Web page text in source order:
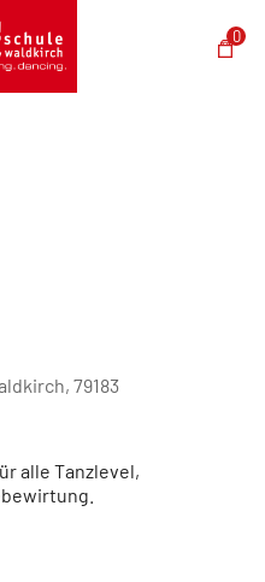
0
79183
alle Tanzlevel,